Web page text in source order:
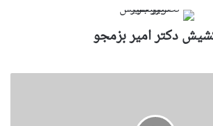
دکتر امیر بزمجو